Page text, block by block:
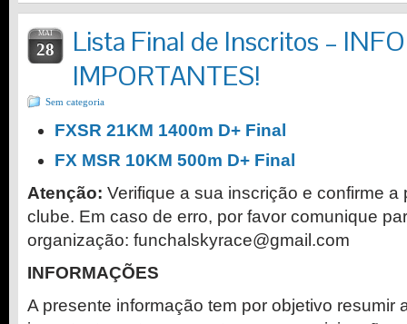
MAI
28
Lista Final de Inscritos –
IMPORTANTES!
Sem categoria
FXSR 21KM 1400m D+ Final
FX MSR 10KM 500m D+ Final
Atenção: Verifique a sua inscrição e confirme a
clube. Em caso de erro, por favor comunique
organização: funchalskyrace@gmail.com
INFORMAÇÕES
A presente informação tem por objetivo resumir